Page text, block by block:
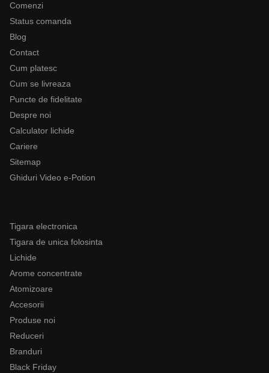
Comenzi
Status comanda
Blog
Contact
Cum platesc
Cum se livreaza
Puncte de fidelitate
Despre noi
Calculator lichide
Cariere
Sitemap
Ghiduri Video e-Potion
Tigara electronica
Tigara de unica folosinta
Lichide
Arome concentrate
Atomizoare
Accesorii
Produse noi
Reduceri
Branduri
Black Friday